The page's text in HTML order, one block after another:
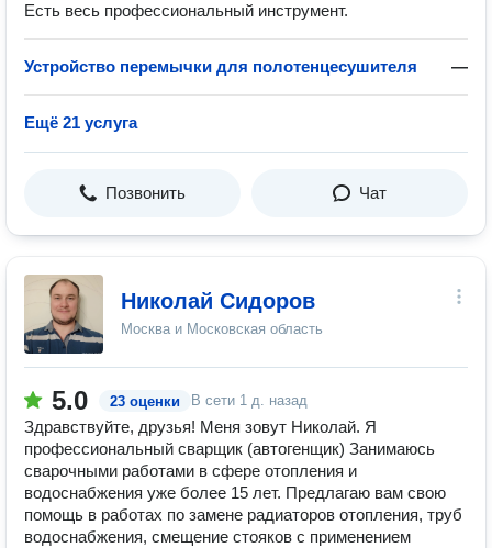
Есть весь профессиональный инструмент.
Устройство перемычки для полотенцесушителя —
Ещё 21 услуга
Позвонить Чат
Николай Сидоров
Москва и Московская область
5.0 23 оценки В сети 1 д. назад
Здравствуйте, друзья! Меня зовут Николай. Я
профессиональный сварщик (автогенщик) Занимаюсь
сварочными работами в сфере отопления и
водоснабжения уже более 15 лет. Предлагаю вам свою
помощь в работах по замене радиаторов отопления, труб
водоснабжения, смещение стояков с применением